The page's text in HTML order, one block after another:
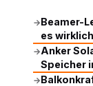
→Beamer-
es
→Anker
Speicher
→